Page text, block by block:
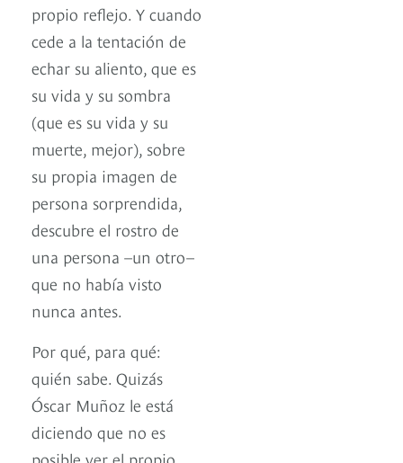
propio reflejo. Y cuando
cede a la tentación de
echar su aliento, que es
su vida y su sombra
(que es su vida y su
muerte, mejor), sobre
su propia imagen de
persona sorprendida,
descubre el rostro de
una persona –un otro–
que no había visto
nunca antes.
Por qué, para qué:
quién sabe. Quizás
Óscar Muñoz le está
diciendo que no es
posible ver el propio